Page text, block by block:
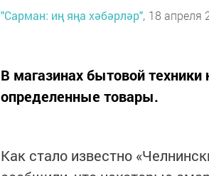
"Сарман: иң яңа хәбәрләр", 18 апреля
В магазинах бытовой
определенные товары.
Как стало известно